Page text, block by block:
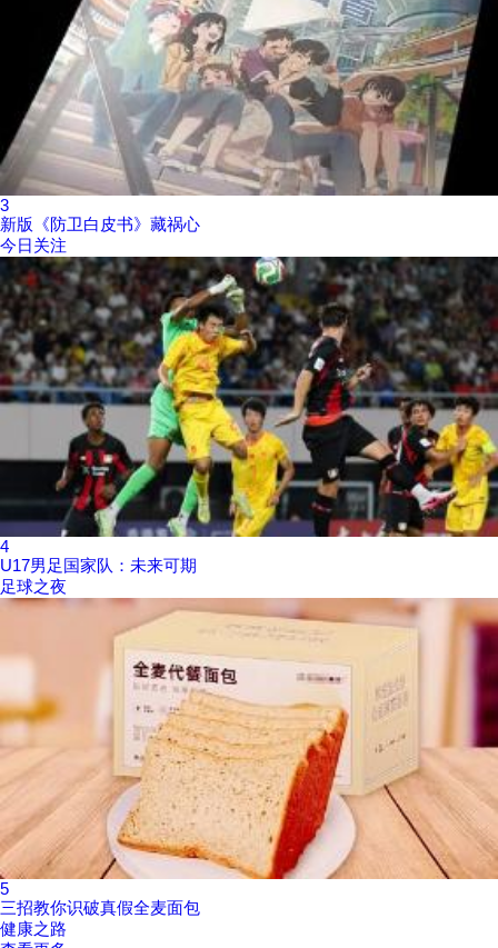
3
新版《防卫白皮书》藏祸心
今日关注
4
U17男足国家队：未来可期
足球之夜
5
三招教你识破真假全麦面包
健康之路